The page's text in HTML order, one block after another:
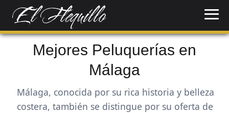
Mejores Peluquerías en
Málaga
Málaga, conocida por su rica historia y belleza
costera, también se distingue por su oferta de